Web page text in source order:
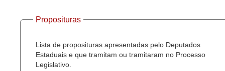
Proposituras
Lista de proposituras apresentadas pelo Deputados
Estaduais e que tramitam ou tramitaram no Processo
Legislativo.